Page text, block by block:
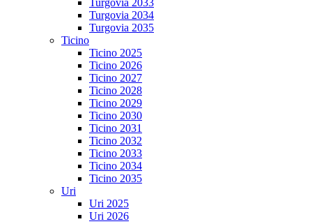
Turgovia 2033
Turgovia 2034
Turgovia 2035
Ticino
Ticino 2025
Ticino 2026
Ticino 2027
Ticino 2028
Ticino 2029
Ticino 2030
Ticino 2031
Ticino 2032
Ticino 2033
Ticino 2034
Ticino 2035
Uri
Uri 2025
Uri 2026